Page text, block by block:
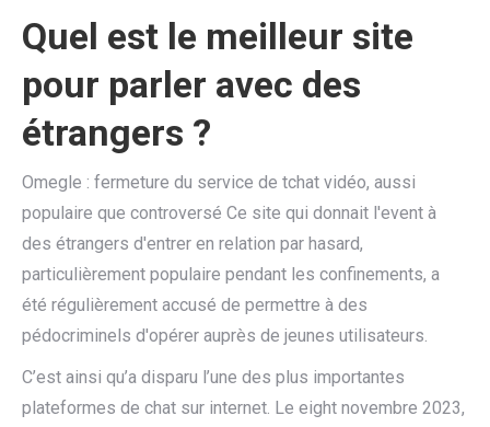
Quel est le meilleur site
pour parler avec des
étrangers ?
Omegle : fermeture du service de tchat vidéo, aussi
populaire que controversé Ce site qui donnait l'event à
des étrangers d'entrer en relation par hasard,
particulièrement populaire pendant les confinements, a
été régulièrement accusé de permettre à des
pédocriminels d'opérer auprès de jeunes utilisateurs.
C’est ainsi qu’a disparu l’une des plus importantes
plateformes de chat sur internet. Le eight novembre 2023,